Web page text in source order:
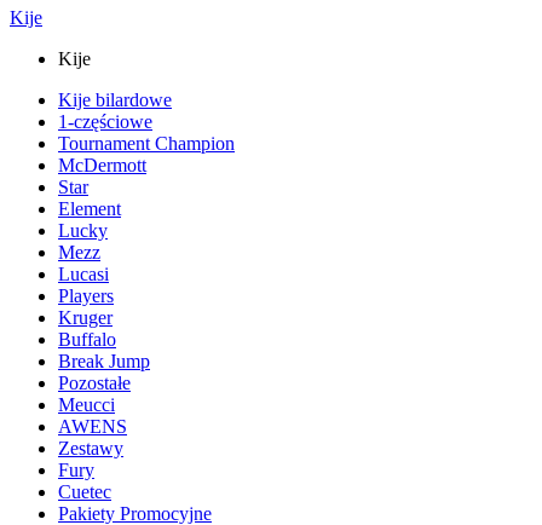
Kije
Kije
Kije bilardowe
1-częściowe
Tournament Champion
McDermott
Star
Element
Lucky
Mezz
Lucasi
Players
Kruger
Buffalo
Break Jump
Pozostałe
Meucci
AWENS
Zestawy
Fury
Cuetec
Pakiety Promocyjne